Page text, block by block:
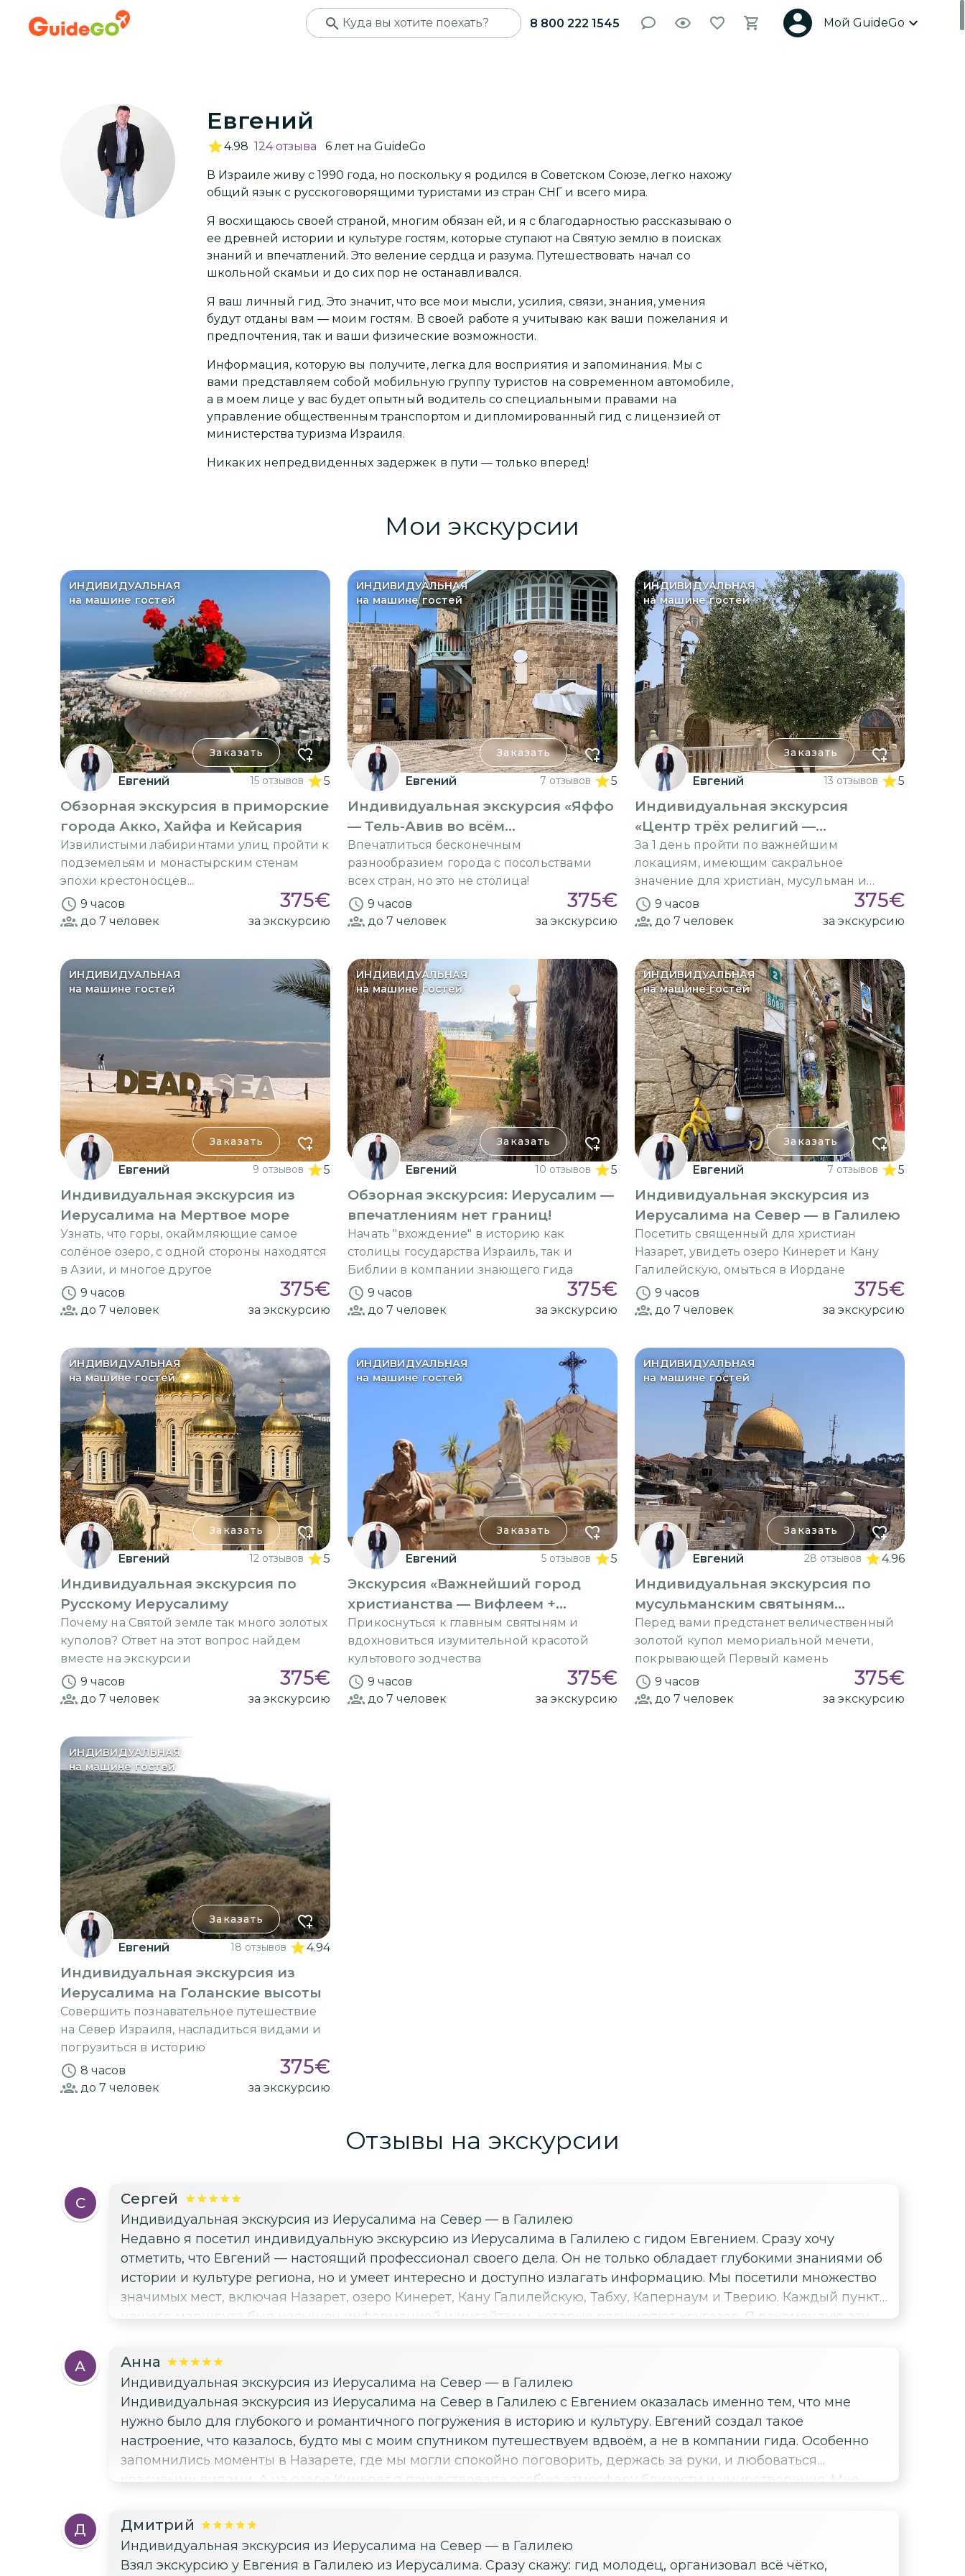
8 800 222 1545 Мой GuideGo
Евгений
4.98 124 отзыва 6 летна GuideGo
В Израиле живу с 1990 года, но поскольку я родился в Советском Союзе, легко нахожу
общий язык с русскоговорящими туристами из стран СНГ и всего мира.
Я восхищаюсь своей страной, многим обязан ей, и я с благодарностью рассказываю о
ее древней истории и культуре гостям, которые ступают на Святую землю в поисках
знаний и впечатлений. Это веление сердца и разума. Путешествовать начал со
школьной скамьи и до сих пор не останавливался.
Я ваш личный гид. Это значит, что все мои мысли, усилия, связи, знания, умения
будут отданы вам — моим гостям. В своей работе я учитываю как ваши пожелания и
предпочтения, так и ваши физические возможности.
Информация, которую вы получите, легка для восприятия и запоминания. Мы с
вами представляем собой мобильную группу туристов на современном автомобиле,
а в моем лице у вас будет опытный водитель со специальными правами на
управление общественным транспортом и дипломированный гид с лицензией от
министерства туризма Израиля.
Никаких непредвиденных задержек в пути — только вперед!
Мои экскурсии
ИНДИВИДУАЛЬНАЯ
на машине гостей
Заказать
Евгений 15 отзывов 5
Обзорная экскурсия в приморские
города Акко, Хайфа и Кейсария
Извилистыми лабиринтами улиц пройти к
подземельям и монастырским стенам
эпохи крестоносцев...
9 часов
375€
до 7 человек за экскурсию
ИНДИВИДУАЛЬНАЯ
на машине гостей
Заказать
Евгений 7 отзывов 5
Индивидуальная экскурсия «Яффо
— Тель-Авив во всём
многообразии»
Впечатлиться бесконечным
разнообразием города с посольствами
всех стран, но это не столица!
9 часов
375€
до 7 человек за экскурсию
ИНДИВИДУАЛЬНАЯ
на машине гостей
Заказать
Евгений 13 отзывов 5
Индивидуальная экскурсия
«Центр трёх религий —
Иерусалим»
За 1 день пройти по важнейшим
локациям, имеющим сакральное
значение для христиан, мусульман и
иудеев
9 часов 375€
до 7 человек за экскурсию
ИНДИВИДУАЛЬНАЯ
на машине гостей
Заказать
Евгений 9 отзывов 5
Индивидуальная экскурсия из
Иерусалима на Мертвое море
Узнать, что горы, окаймляющие самое
солёное озеро, с одной стороны находятся
в Азии, и многое другое
9 часов
375€
до 7 человек за экскурсию
ИНДИВИДУАЛЬНАЯ
на машине гостей
Заказать
Евгений 10 отзывов 5
Обзорная экскурсия: Иерусалим —
впечатлениям нет границ!
Начать "вхождение" в историю как
столицы государства Израиль, так и
Библии в компании знающего гида
9 часов
375€
до 7 человек за экскурсию
ИНДИВИДУАЛЬНАЯ
на машине гостей
Заказать
Евгений 7 отзывов 5
Индивидуальная экскурсия из
Иерусалима на Север — в Галилею
Посетить священный для христиан
Назарет, увидеть озеро Кинерет и Кану
Галилейскую, омыться в Иордане
9 часов
375€
до 7 человек за экскурсию
ИНДИВИДУАЛЬНАЯ
на машине гостей
Заказать
Евгений 12 отзывов 5
Индивидуальная экскурсия по
Русскому Иерусалиму
Почему на Святой земле так много золотых
куполов? Ответ на этот вопрос найдем
вместе на экскурсии
9 часов
375€
до 7 человек за экскурсию
ИНДИВИДУАЛЬНАЯ
на машине гостей
Заказать
Евгений 5 отзывов 5
Экскурсия «Важнейший город
христианства — Вифлеем +
Иерусалим»
Прикоснуться к главным святыням и
вдохновиться изумительной красотой
культового зодчества
9 часов
375€
до 7 человек за экскурсию
ИНДИВИДУАЛЬНАЯ
на машине гостей
Заказать
Евгений 28 отзывов 4.96
Индивидуальная экскурсия по
мусульманским святыням
Иерусалима
Перед вами предстанет величественный
золотой купол мемориальной мечети,
покрывающей Первый камень
9 часов
375€
до 7 человек за экскурсию
ИНДИВИДУАЛЬНАЯ
на машине гостей
Заказать
Евгений 18 отзывов 4.94
Индивидуальная экскурсия из
Иерусалима на Голанские высоты
Совершить познавательное путешествие
на Север Израиля, насладиться видами и
погрузиться в историю
8 часов
375€
до 7 человек за экскурсию
Отзывы на экскурсии
С Сергей
Индивидуальная экскурсия из Иерусалима на Север — в Галилею
Недавно я посетил индивидуальную экскурсию из Иерусалима в Галилею с гидом Евгением. Сразу хочу
отметить, что Евгений — настоящий профессионал своего дела. Он не только обладает глубокими знаниями об
истории и культуре региона, но и умеет интересно и доступно излагать информацию. Мы посетили множество
значимых мест, включая Назарет, озеро Кинерет, Кану Галилейскую, Табху, Капернаум и Тверию. Каждый пункт
нашего маршрута был насыщен информацией и инсайтами, которые расширяют кругозор. Я рекомендую эту
А Анна
Индивидуальная экскурсия из Иерусалима на Север — в Галилею
Индивидуальная экскурсия из Иерусалима на Север в Галилею с Евгением оказалась именно тем, что мне
нужно было для глубокого и романтичного погружения в историю и культуру. Евгений создал такое
настроение, что казалось, будто мы с моим спутником путешествуем вдвоём, а не в компании гида. Особенно
запомнились моменты в Назарете, где мы могли спокойно поговорить, держась за руки, и любоваться
красивыми видами. А на озере Кинерет я почувствовала особую атмосферу близости и умиротворения. Мне
насладиться моментом и общением друг с другом. Это идеальный формат для тех, кто хочет не только узнать
что-то новое, но и создать особенные воспоминания. Рекомендую всем, кто ищет не просто экскурсию, а
настоящее путешествие вдвоём.
Д Дмитрий
Индивидуальная экскурсия из Иерусалима на Север — в Галилею
Взял экскурсию у Евгения в Галилею из Иерусалима. Сразу скажу: гид молодец, организовал всё чётко,